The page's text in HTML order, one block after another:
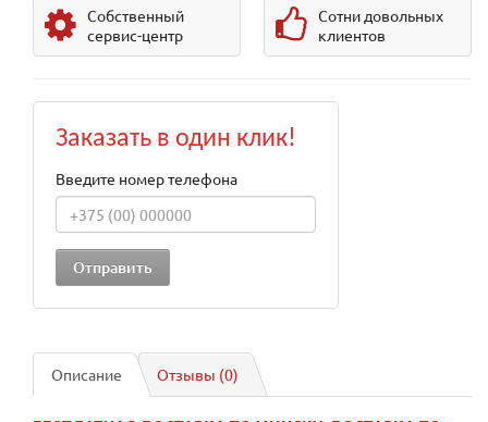
Собственный
сервис-центр
Сотни довольных
клиентов
Заказать в один клик!
Введите номер телефона
Описание Отзывы (0)